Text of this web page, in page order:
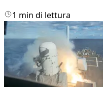
1 min di lettura